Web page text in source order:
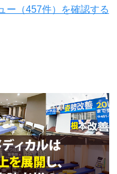
受けることができまし
たいと思います（がん
いました。また機会が
。🫶
ー（457件）を確認する